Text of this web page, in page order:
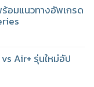
ร้อมแนวทางอัพเกรด
Air+ รุ่นใหม่อัป